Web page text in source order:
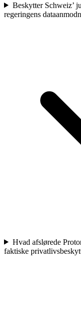
Beskytter Schweiz’
regeringens
Hvad afslørede
faktiske